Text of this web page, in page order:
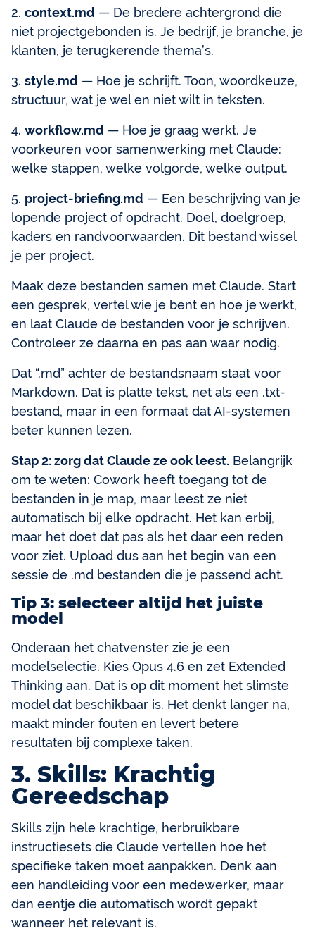
2. context.md — De bredere achtergrond die
niet projectgebonden is. Je bedrijf, je branche, je
klanten, je terugkerende thema’s.
3. style.md — Hoe je schrijft. Toon, woordkeuze,
structuur, wat je wel en niet wilt in teksten.
4. workflow.md — Hoe je graag werkt. Je
voorkeuren voor samenwerking met Claude:
welke stappen, welke volgorde, welke output.
5. project-briefing.md — Een beschrijving van je
lopende project of opdracht. Doel, doelgroep,
kaders en randvoorwaarden. Dit bestand wissel
je per project.
Maak deze bestanden samen met Claude. Start
een gesprek, vertel wie je bent en hoe je werkt,
en laat Claude de bestanden voor je schrijven.
Controleer ze daarna en pas aan waar nodig.
Dat “.md” achter de bestandsnaam staat voor
Markdown. Dat is platte tekst, net als een .txt-
bestand, maar in een formaat dat AI-systemen
beter kunnen lezen.
Stap 2: zorg dat Claude ze ook leest. Belangrijk
om te weten: Cowork heeft toegang tot de
bestanden in je map, maar leest ze niet
automatisch bij elke opdracht. Het kan erbij,
maar het doet dat pas als het daar een reden
voor ziet. Upload dus aan het begin van een
sessie de .md bestanden die je passend acht.
Tip 3: selecteer altijd het juiste
model
Onderaan het chatvenster zie je een
modelselectie. Kies Opus 4.6 en zet Extended
Thinking aan. Dat is op dit moment het slimste
model dat beschikbaar is. Het denkt langer na,
maakt minder fouten en levert betere
resultaten bij complexe taken.
3. Skills: Krachtig
Gereedschap
Skills zijn hele krachtige, herbruikbare
instructiesets die Claude vertellen hoe het
specifieke taken moet aanpakken. Denk aan
een handleiding voor een medewerker, maar
dan eentje die automatisch wordt gepakt
wanneer het relevant is.